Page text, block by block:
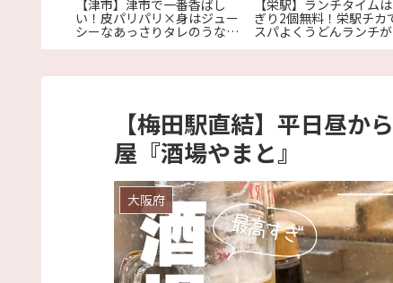
ハ 名古
【津市】津市で一番香ばし
い！皮パリパリ×身はジュー
シーなあっさりタレのうな丼
が1000円台から楽しめる
【栄駅】ランチタイム
ぎり2個無料！栄駅チカ
スパよくうどんランチ
る『讃岐うどん寿 栄本
【梅田駅直結】平日昼か
屋『酒場やまと』
大阪府